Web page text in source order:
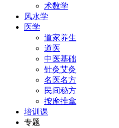
术数学
风水学
医学
道家养生
道医
中医基础
针灸艾灸
名医名方
民间秘方
按摩推拿
培训课
专题